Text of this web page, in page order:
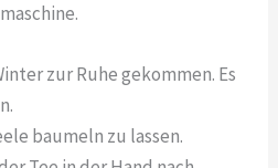
zur Ruhe gekommen. Es
baumeln zu lassen.